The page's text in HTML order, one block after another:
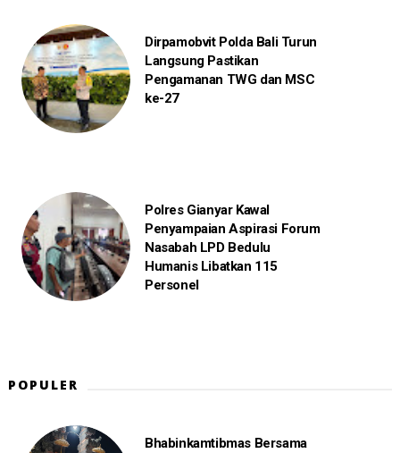
Dirpamobvit Polda Bali Turun
Langsung Pastikan
Pengamanan TWG dan MSC
ke-27
Polres Gianyar Kawal
Penyampaian Aspirasi Forum
Nasabah LPD Bedulu
Humanis Libatkan 115
Personel
POPULER
Bhabinkamtibmas Bersama